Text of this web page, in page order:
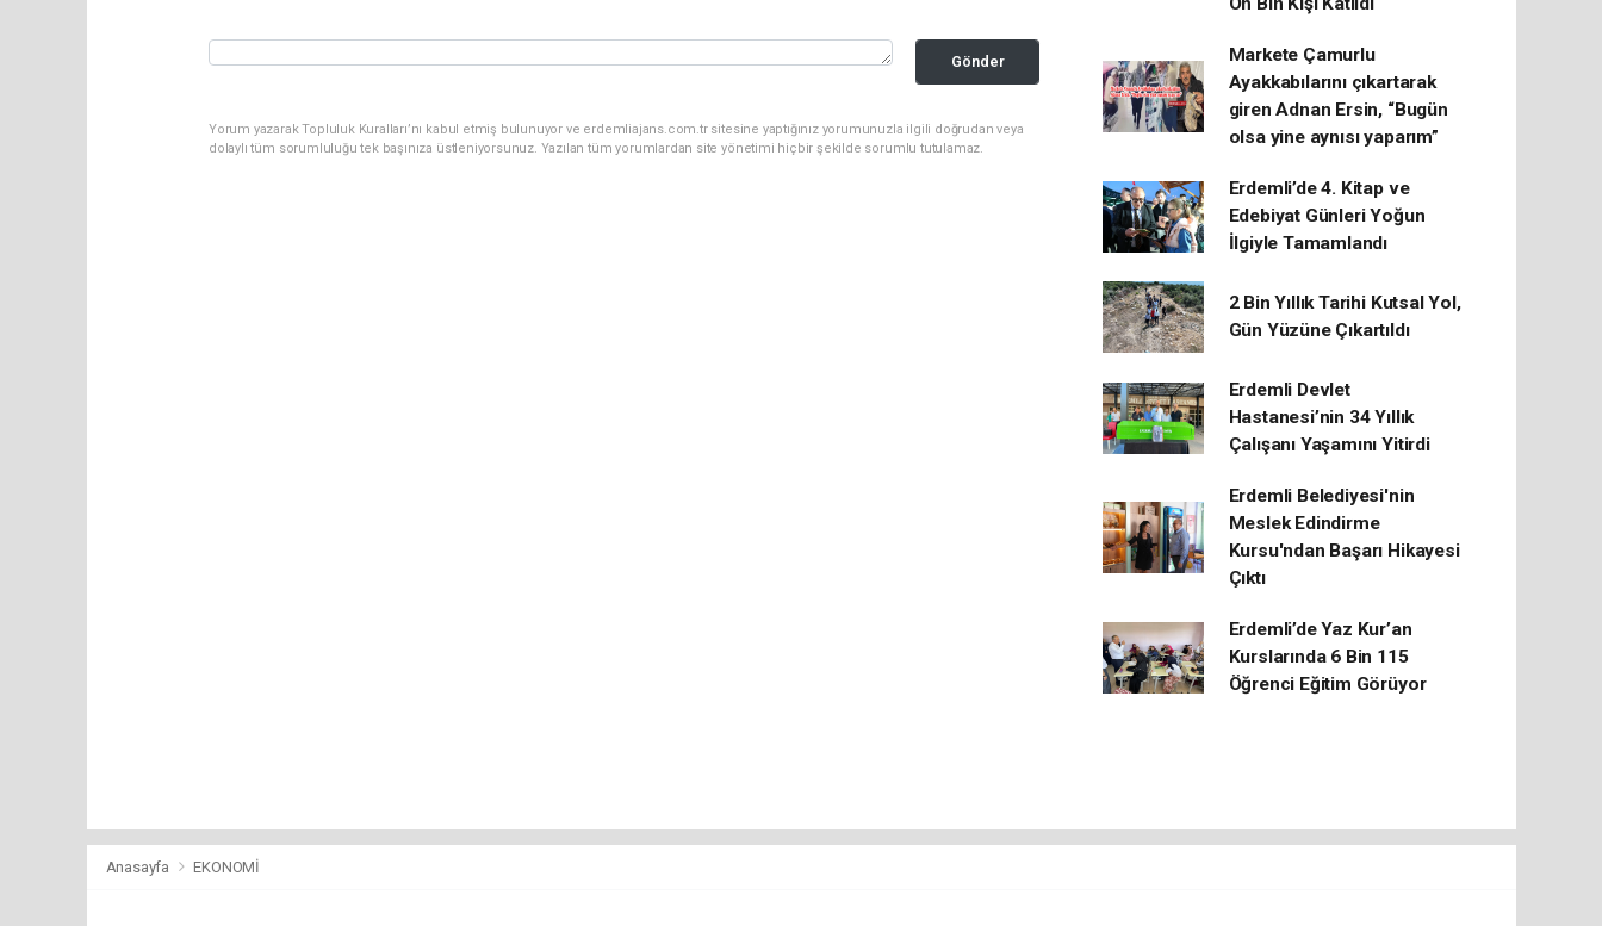
Gönder
Yorum yazarak Topluluk Kuralları’nı kabul etmiş bulunuyor ve erdemliajans.com.tr sitesine yaptığınız yorumunuzla ilgili doğrudan veya
dolaylı tüm sorumluluğu tek başınıza üstleniyorsunuz. Yazılan tüm yorumlardan site yönetimi hiçbir şekilde sorumlu tutulamaz.
Markete Çamurlu
Ayakkabılarını çıkartarak
giren Adnan Ersin, “Bugün
olsa yine aynısı yaparım”
Erdemli’de 4. Kitap ve
Edebiyat Günleri Yoğun
İlgiyle Tamamlandı
2 Bin Yıllık Tarihi Kutsal Yol,
Gün Yüzüne Çıkartıldı
Erdemli Devlet
Hastanesi’nin 34 Yıllık
Çalışanı Yaşamını Yitirdi
Erdemli Belediyesi'nin
Meslek Edindirme
Kursu'ndan Başarı Hikayesi
Çıktı
Erdemli’de Yaz Kur’an
Kurslarında 6 Bin 115
Öğrenci Eğitim Görüyor
Anasayfa EKONOMİ